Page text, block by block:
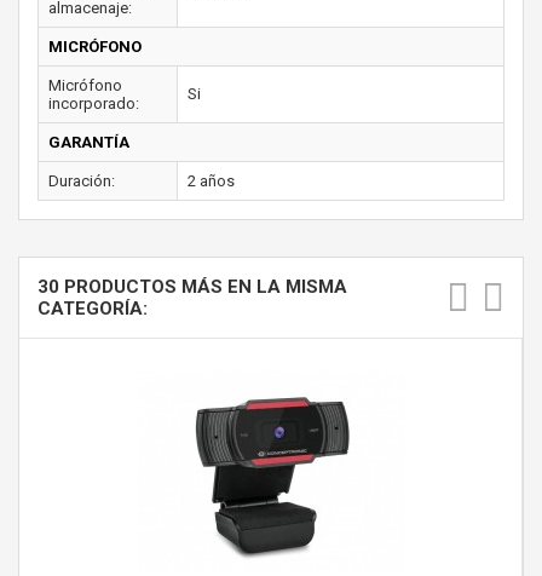
almacenaje:
MICRÓFONO
Micrófono
incorporado:
Si
GARANTÍA
Duración: 2 años
30 PRODUCTOS MÁS EN LA MISMA
CATEGORÍA: